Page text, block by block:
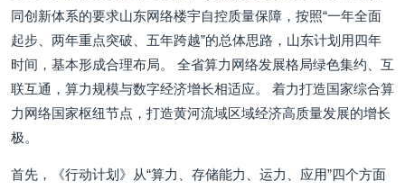
同创新体系的要求山东网络楼宇自控质量保障，按照“一年全面
起步、两年重点突破、五年跨越”的总体思路，山东计划用四年
时间，基本形成合理布局。 全省算力网络发展格局绿色集约、互
联互通，算力规模与数字经济增长相适应。 着力打造国家综合算
力网络国家枢纽节点，打造黄河流域区域经济高质量发展的增长
极。
首先，《行动计划》从“算力、存储能力、运力、应用”四个方面